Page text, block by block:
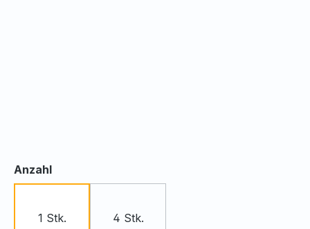
Anzahlauswählen
1 Stk. 4 Stk.